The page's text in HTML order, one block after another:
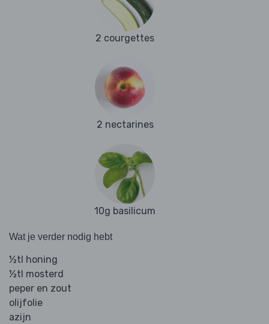
2 courgettes
2 nectarines
10g basilicum
Wat je verder nodig hebt
½tl honing
½tl mosterd
peper en zout
olijfolie
azijn